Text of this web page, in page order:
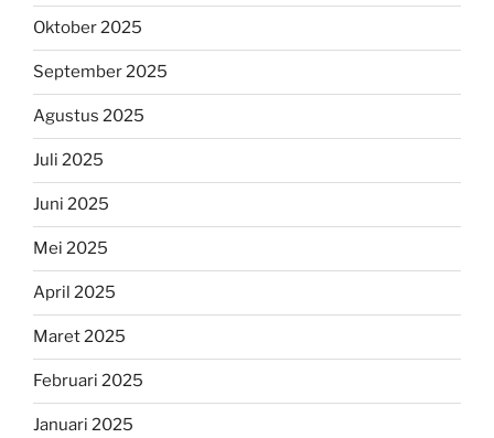
Oktober 2025
September 2025
Agustus 2025
Juli 2025
Juni 2025
Mei 2025
April 2025
Maret 2025
Februari 2025
Januari 2025